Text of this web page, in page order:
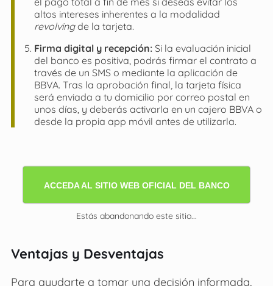
altos intereses inherentes a la modalidad
revolvingde la tarjeta.
Firma digital y recepción:Si la evaluación inicial
del banco es positiva, podrás firmar el contrato a
través de un SMS o mediante la aplicación de
BBVA. Tras la aprobación final, la tarjeta física
será enviada a tu domicilio por correo postal en
unos días, y deberás activarla en un cajero BBVA o
desde la propia app móvil antes de utilizarla.
ACCEDA AL SITIO WEB OFICIAL DEL BANCO
Estás abandonando este sitio...
Ventajas y Desventajas
Para ayudarte a tomar una decisión informada,